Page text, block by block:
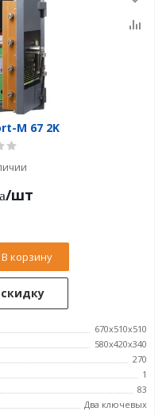
M 67 2K
/шт
В корзину
670x510x510
580x420x340
270
1
83
Два ключевых